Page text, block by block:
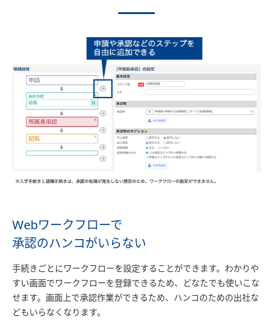
Webワークフローで
承認のハンコがいらない
手続きごとにワークフローを設定することができます。わかりや
すい画面でワークフローを登録できるため、どなたでも使いこな
せます。画面上で承認作業ができるため、ハンコのための出社な
どもいらなくなります。